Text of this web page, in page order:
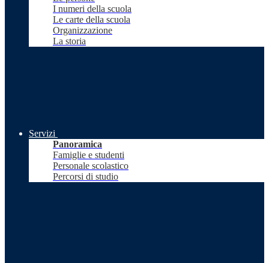
I numeri della scuola
Le carte della scuola
Organizzazione
La storia
Servizi
Panoramica
Famiglie e studenti
Personale scolastico
Percorsi di studio